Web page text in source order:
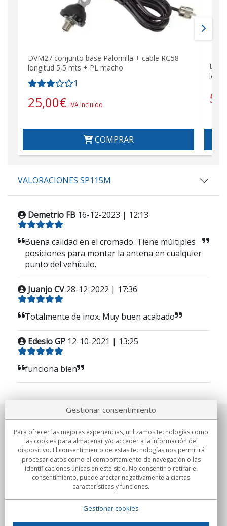
DVM27 conjunto base Palomilla + cable RG58
longitud 5,5 mts + PL macho
1
25,00€ IVA incluido
COMPRAR
VALORACIONES SP115M
Demetrio FB 16-12-2023 | 12:13
Buena calidad en el cromado. Tiene múltiples
posiciones para montar la antena en cualquier
punto del vehículo.
Juanjo CV 28-12-2022 | 17:36
Totalmente de inox. Muy buen acabado
Edesio GP 12-10-2021 | 13:25
funciona bien
Sobre nosotros
Compromisos
Compras
Gestionar consentimiento
Para ofrecer las mejores experiencias, utilizamos tecnologías como
las cookies para almacenar y/o acceder a la información del
dispositivo. El consentimiento de estas tecnologías nos permitirá
procesar datos como el comportamiento de navegación o las
identificaciones únicas en este sitio. No consentir o retirar el
consentimiento, puede afectar negativamente a ciertas
características y funciones.
Gestionar cookies